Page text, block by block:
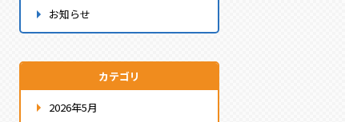
お知らせ
カテゴリ
2026年5月